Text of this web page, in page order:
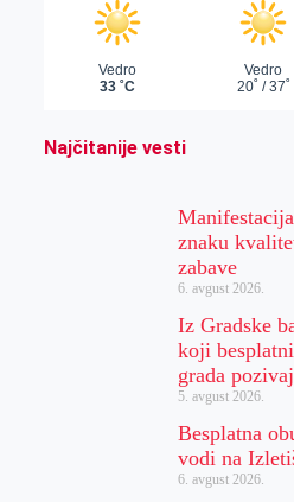
Najčitanije vesti
znaku
zabave
6. avgust 2026.
Iz Gradske
koji
grada
5. avgust 2026.
Besplatna
vodi na
6. avgust 2026.